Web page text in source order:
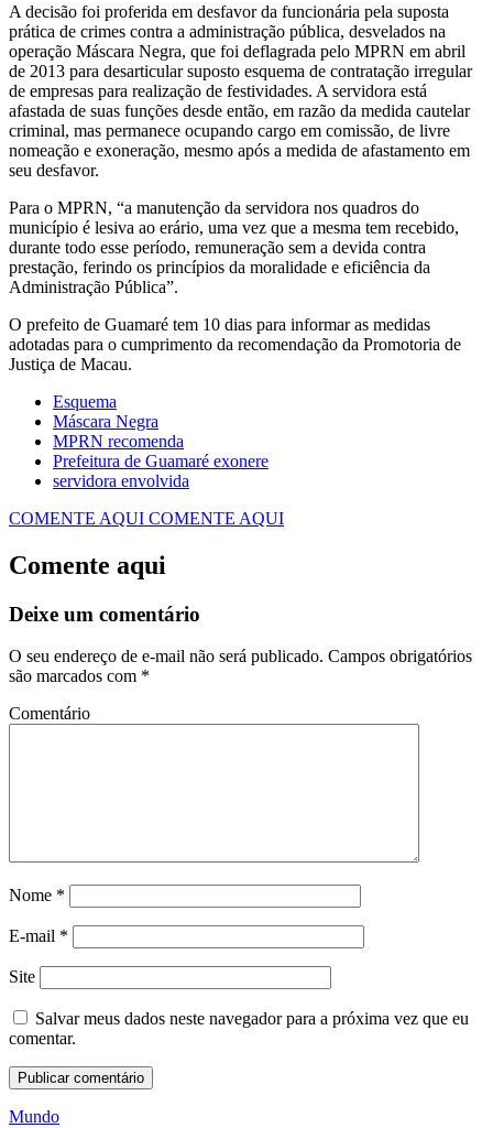
A decisão foi proferida em desfavor da funcionária pela suposta
prática de crimes contra a administração pública, desvelados na
operação Máscara Negra, que foi deflagrada pelo MPRN em abril
de 2013 para desarticular suposto esquema de contratação irregular
de empresas para realização de festividades. A servidora está
afastada de suas funções desde então, em razão da medida cautelar
criminal, mas permanece ocupando cargo em comissão, de livre
nomeação e exoneração, mesmo após a medida de afastamento em
seu desfavor.
Para o MPRN, “a manutenção da servidora nos quadros do
município é lesiva ao erário, uma vez que a mesma tem recebido,
durante todo esse período, remuneração sem a devida contra
prestação, ferindo os princípios da moralidade e eficiência da
Administração Pública”.
O prefeito de Guamaré tem 10 dias para informar as medidas
adotadas para o cumprimento da recomendação da Promotoria de
Justiça de Macau.
Esquema
Máscara Negra
MPRN recomenda
Prefeitura de Guamaré exonere
servidora envolvida
COMENTE AQUI COMENTE AQUI
Comente aqui
Deixe um comentário
O seu endereço de e-mail não será publicado. Campos obrigatórios
são marcados com *
Comentário
Nome *
E-mail *
Site
Salvar meus dados neste navegador para a próxima vez que eu
comentar.
Mundo